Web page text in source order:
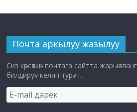
Почта аркылуу жазылуу
Сиз көрсөткөн почтага сайтта
билдирүү келип турат.
E-
mail